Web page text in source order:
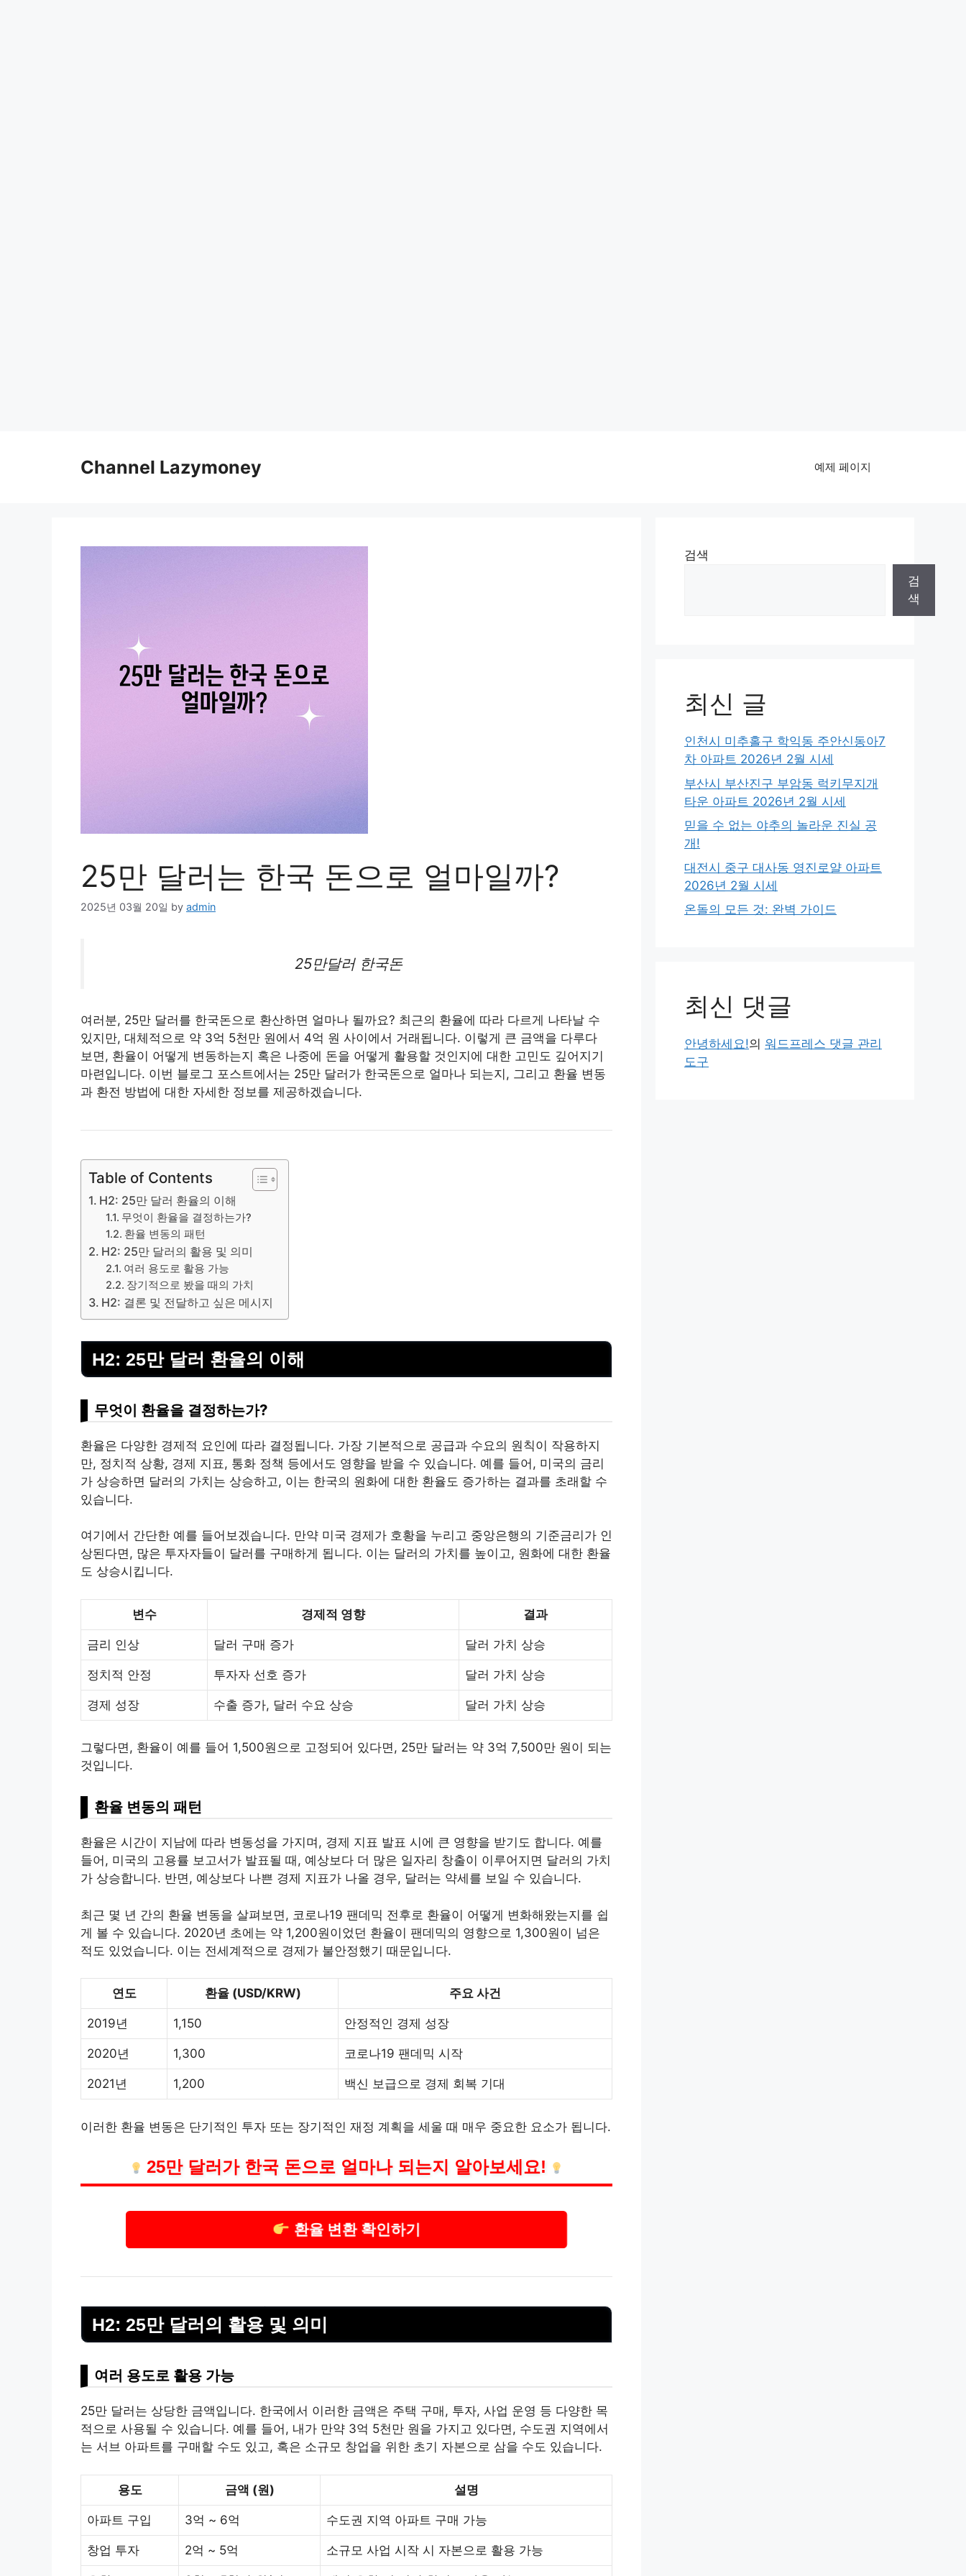
Channel Lazymoney 예제 페이지
25만 달러는 한국 돈으로 얼마일까?
2025년 03월 20일 by admin
25만달러 한국돈
여러분, 25만 달러를 한국돈으로 환산하면 얼마나 될까요? 최근의 환율에 따라 다르게 나타날 수
있지만, 대체적으로 약 3억 5천만 원에서 4억 원 사이에서 거래됩니다. 이렇게 큰 금액을 다루다
보면, 환율이 어떻게 변동하는지 혹은 나중에 돈을 어떻게 활용할 것인지에 대한 고민도 깊어지기
마련입니다. 이번 블로그 포스트에서는 25만 달러가 한국돈으로 얼마나 되는지, 그리고 환율 변동
과 환전 방법에 대한 자세한 정보를 제공하겠습니다.
Table of Contents
H2: 25만 달러 환율의 이해
무엇이 환율을 결정하는가?
환율 변동의 패턴
H2: 25만 달러의 활용 및 의미
여러 용도로 활용 가능
장기적으로 봤을 때의 가치
H2: 결론 및 전달하고 싶은 메시지
H2: 25만 달러 환율의 이해
무엇이 환율을 결정하는가?
환율은 다양한 경제적 요인에 따라 결정됩니다. 가장 기본적으로 공급과 수요의 원칙이 작용하지
만, 정치적 상황, 경제 지표, 통화 정책 등에서도 영향을 받을 수 있습니다. 예를 들어, 미국의 금리
가 상승하면 달러의 가치는 상승하고, 이는 한국의 원화에 대한 환율도 증가하는 결과를 초래할 수
있습니다.
여기에서 간단한 예를 들어보겠습니다. 만약 미국 경제가 호황을 누리고 중앙은행의 기준금리가 인
상된다면, 많은 투자자들이 달러를 구매하게 됩니다. 이는 달러의 가치를 높이고, 원화에 대한 환율
도 상승시킵니다.
변수 경제적 영향 결과
금리 인상 달러 구매 증가 달러 가치 상승
정치적 안정 투자자 선호 증가 달러 가치 상승
경제 성장 수출 증가, 달러 수요 상승 달러 가치 상승
그렇다면, 환율이 예를 들어 1,500원으로 고정되어 있다면, 25만 달러는 약 3억 7,500만 원이 되는
것입니다.
환율 변동의 패턴
환율은 시간이 지남에 따라 변동성을 가지며, 경제 지표 발표 시에 큰 영향을 받기도 합니다. 예를
들어, 미국의 고용률 보고서가 발표될 때, 예상보다 더 많은 일자리 창출이 이루어지면 달러의 가치
가 상승합니다. 반면, 예상보다 나쁜 경제 지표가 나올 경우, 달러는 약세를 보일 수 있습니다.
최근 몇 년 간의 환율 변동을 살펴보면, 코로나19 팬데믹 전후로 환율이 어떻게 변화해왔는지를 쉽
게 볼 수 있습니다. 2020년 초에는 약 1,200원이었던 환율이 팬데믹의 영향으로 1,300원이 넘은
적도 있었습니다. 이는 전세계적으로 경제가 불안정했기 때문입니다.
연도 환율 (USD/KRW) 주요 사건
2019년 1,150 안정적인 경제 성장
2020년 1,300 코로나19 팬데믹 시작
2021년 1,200 백신 보급으로 경제 회복 기대
이러한 환율 변동은 단기적인 투자 또는 장기적인 재정 계획을 세울 때 매우 중요한 요소가 됩니다.
25만 달러가 한국 돈으로 얼마나 되는지 알아보세요!
환율 변환 확인하기
H2: 25만 달러의 활용 및 의미
여러 용도로 활용 가능
25만 달러는 상당한 금액입니다. 한국에서 이러한 금액은 주택 구매, 투자, 사업 운영 등 다양한 목
적으로 사용될 수 있습니다. 예를 들어, 내가 만약 3억 5천만 원을 가지고 있다면, 수도권 지역에서
는 서브 아파트를 구매할 수도 있고, 혹은 소규모 창업을 위한 초기 자본으로 삼을 수도 있습니다.
용도 금액 (원) 설명
아파트 구입 3억 ~ 6억 수도권 지역 아파트 구매 가능
창업 투자 2억 ~ 5억 소규모 사업 시작 시 자본으로 활용 가능
검색
검
색
최신 글
인천시 미추홀구 학익동 주안신동아7
차 아파트 2026년 2월 시세
부산시 부산진구 부암동 럭키무지개
타운 아파트 2026년 2월 시세
믿을 수 없는 야추의 놀라운 진실 공
개!
대전시 중구 대사동 영진로얄 아파트
2026년 2월 시세
온돌의 모든 것: 완벽 가이드
최신 댓글
안녕하세요!의 워드프레스 댓글 관리
도구